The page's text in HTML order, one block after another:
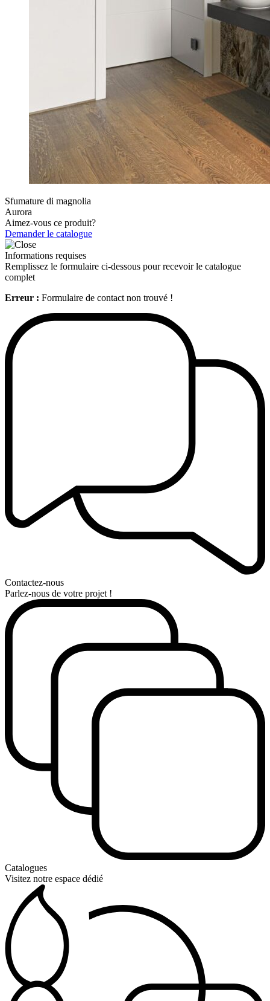
Sfumature di magnolia
Aurora
Aimez-vous ce produit?
Demander le catalogue
Informations requises
Remplissez le formulaire ci-dessous pour recevoir le catalogue
complet
Erreur : Formulaire de contact non trouvé !
Contactez-nous
Parlez-nous de votre projet !
Catalogues
Visitez notre espace dédié